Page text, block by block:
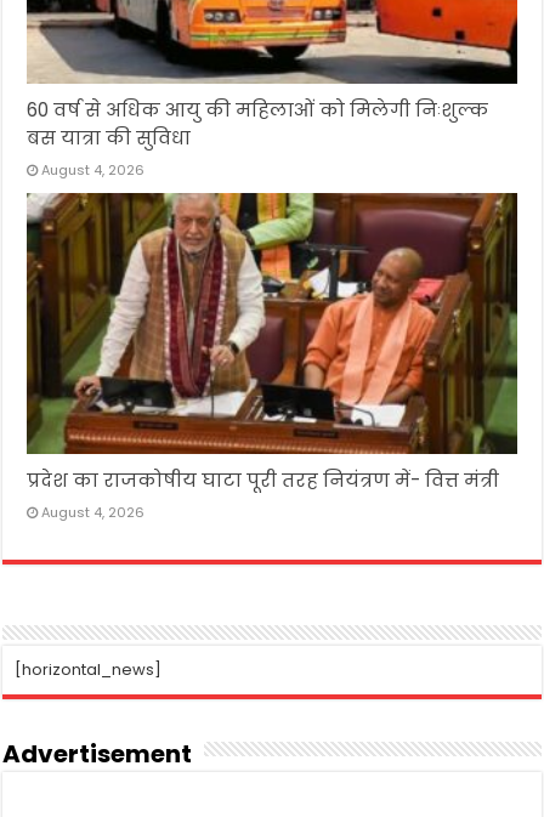
60 वर्ष से अधिक आयु की महिलाओं को मिलेगी निःशुल्क
बस यात्रा की सुविधा
August 4, 2026
प्रदेश का राजकोषीय घाटा पूरी तरह नियंत्रण में- वित्त मंत्री
August 4, 2026
[horizontal_news]
Advertisement